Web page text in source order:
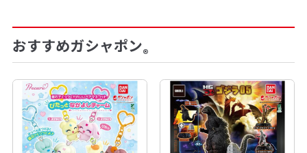
おすすめガシャポン®